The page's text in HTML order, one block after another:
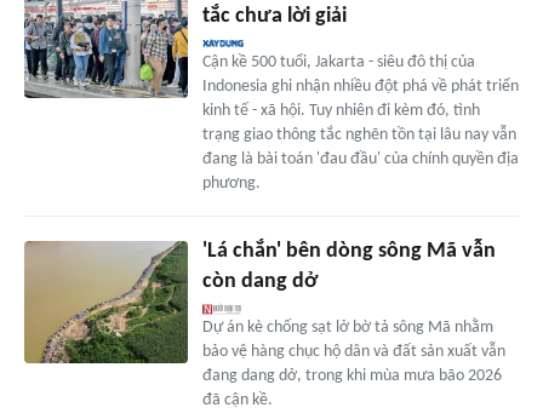
tắc chưa lời giải
Cận kề 500 tuổi, Jakarta - siêu đô thị của
Indonesia ghi nhận nhiều đột phá về phát triển
kinh tế - xã hội. Tuy nhiên đi kèm đó, tình
trạng giao thông tắc nghẽn tồn tại lâu nay vẫn
đang là bài toán 'đau đầu' của chính quyền địa
phương.
'Lá chắn' bên dòng sông Mã vẫn
còn dang dở
Dự án kè chống sạt lở bờ tả sông Mã nhằm
bảo vệ hàng chục hộ dân và đất sản xuất vẫn
đang dang dở, trong khi mùa mưa bão 2026
đã cận kề.